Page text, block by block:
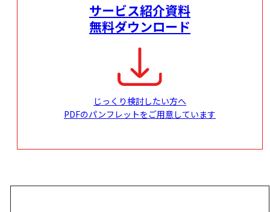
サービス紹介資料
無料ダウンロード
じっくり検討したい方へ
PDFのパンフレットをご用意しています